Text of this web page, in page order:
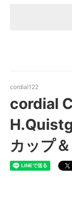
cordial122
cordial
カップ